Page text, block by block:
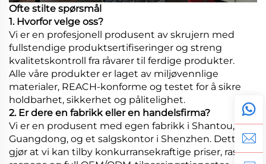
Ofte stilte spørsmål
1. Hvorfor velge oss?
Vi er en profesjonell produsent av skrujern med
fullstendige produktsertifiseringer og streng
kvalitetskontroll fra råvarer til ferdige produkter.
Alle våre produkter er laget av miljøvennlige
materialer, REACH-konforme og testet for å sikre
holdbarhet, sikkerhet og pålitelighet.
2. Er dere en fabrikk eller en handelsfirma?
Vi er en produsent med egen fabrikk i Shantou,
Guangdong, og et salgskontor i Shenzhen. Dette
gjør at vi kan tilby konkurransekraftige priser, rask